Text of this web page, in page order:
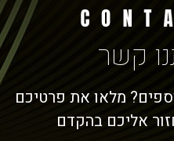
קשר
מלאו את פרטיכם
אליכם בהקדם